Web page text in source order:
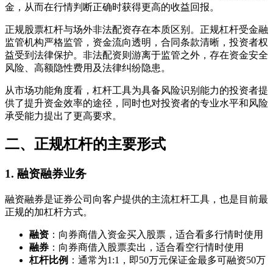
金，从而在行情判断正确时获得更高的收益回报。
正规股票杠杆与场外非法配资存在本质区别。正规杠杆受金融
监管机构严格监管，资金流向透明，合同条款清晰，投资者权
益受到法律保护。非法配资则游离于监管之外，存在资金安全
风险、高额隐性费用及法律纠纷隐患。
从市场功能角度看，杠杆工具为具备风险识别能力的投资者提
供了提升资金效率的途径，同时也对投资者的专业水平和风险
承受能力提出了更高要求。
二、正规杠杆的主要形式
1. 融资融券业务
融资融券是证券公司向客户提供的主流杠杆工具，也是目前最
正规的加杠杆方式。
融资 ：向券商借入资金买入股票，适合看多行情时使用
融券 ：向券商借入股票卖出，适合看空行情时使用
杠杆比例 ：通常为1:1，即50万元保证金最多可融资50万